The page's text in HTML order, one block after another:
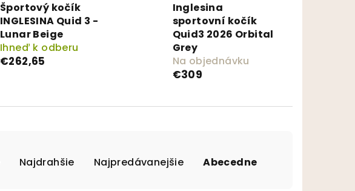
Športový kočík
INGLESINA Quid 3 -
Lunar Beige
Ihneď k odberu
€262,65
Inglesina
sportovní kočík
Quid3 2026 Orbital
Grey
Na objednávku
€309
Najdrahšie Najpredávanejšie Abecedne